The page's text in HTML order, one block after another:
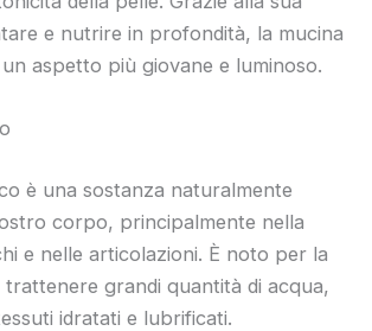
e nutrire in profondità, la mucina
aspetto più giovane e luminoso.
è una sostanza naturalmente
corpo, principalmente nella
e nelle articolazioni. È noto per la
trattenere grandi quantità di acqua,
idratati e lubrificati.